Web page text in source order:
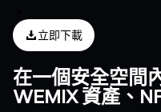
立即下載
在一個安全空間
WEMIX 資產、